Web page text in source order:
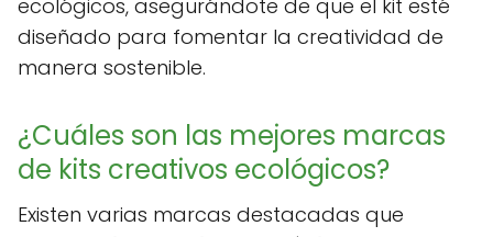
ecológicos, asegurándote de que el kit esté
diseñado para fomentar la creatividad de
manera sostenible.
¿Cuáles son las mejores marcas
de kits creativos ecológicos?
Existen varias marcas destacadas que